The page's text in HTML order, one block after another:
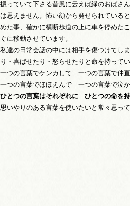
振っていて下さる昔風に云えば緑のおばさ
は思えません。怖い顔から発せられている
めた事、確かに横断歩道の上に車を停めた
ぐに移動させています。
私達の日常会話の中には相手を傷つけてし
り・喜ばせたり・怒らせたりと命を持ってい
一つの言葉でケンカして 一つの言葉で仲
一つの言葉でほほえんで 一つの言葉で泣
ひとつの言葉はそれぞれに ひとつの命を持
思いやりのある言葉を使いたいと常々思っ